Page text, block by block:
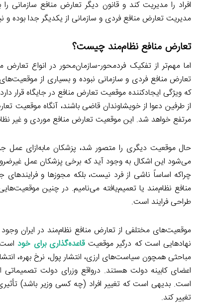
افراد را مدیریت کند و قانون دیگر تعارض منافع
مدیریت تعارض منافع فردی و سازمانی از یکدیگر جدا بوده و
تعارض منافع نظام‌مند چیست؟
اما مهم‌تر از تفکیک فردمحور-سازمان‌محور در انواع
تعارض منافع فردی و سازمانی نبوده و بسیاری از
که ویژگی ایجادکننده موقعیت تعارض منافع در جایگاه
از طرفین دعوا از خویشاوندان قاضی باشند، آنگاه موقعیت
مرتفع خواهد شد. این موقعیت تعارض منافع موردی و غیر
حال موقعیت دیگری را متصور شد، پزشکان مابه‌ازای عمل
می‌شود این اشکال به وجود آید که برخی پزشکان عمل
چراکه اساساً ناشی از فرد نیست، بلکه مجوزها و
منافع نظام‌مند یا تعمیم‌یافته می‌نامیم. در چنین
طراحی فرایند است.
موقعیت‌های مختلفی از تعارض منافع نظام‌مند در ایران
نهادهایی است که درگیر موقعیتقاعده‌گذاری برای خود
مباحثی همچون سیاست‌های ارزی، انتشار پول، نرخ بهره،
اعضای کابینه دولت هستند. درواقع وزرای دولت تصمیماتی
است. بدیهی است که تغییر افراد (چه کسی وزیر باشد)
تغییر کند.